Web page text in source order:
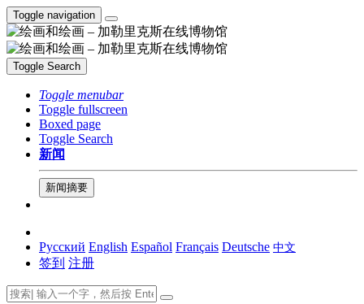
Toggle navigation
Toggle Search
Toggle menubar
Toggle fullscreen
Boxed page
Toggle Search
新闻
新闻摘要
Русский English Español Français Deutsche 中文
签到 注册